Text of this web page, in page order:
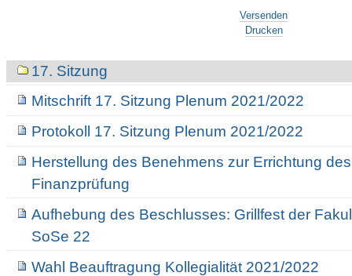
Versenden
Drucken
Navigation17. Sitzung
Mitschrift 17. Sitzung Plenum 2021/2022
Protokoll 17. Sitzung Plenum 2021/2022
Herstellung des Benehmens zur Errichtung
Finanzprüfung
Aufhebung des Beschlusses: Grillfest der
SoSe 22
Wahl Beauftragung Kollegialität 2021/2022